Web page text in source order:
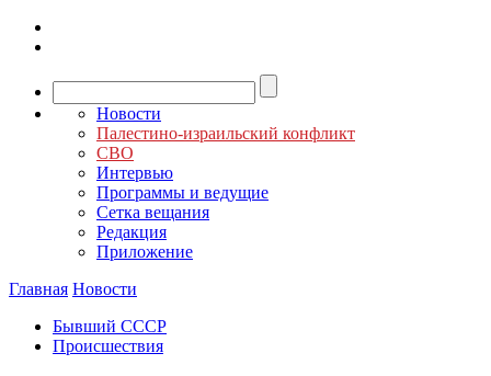
Новости
Палестино-израильский конфликт
СВО
Интервью
Программы и ведущие
Сетка вещания
Редакция
Приложение
Главная Новости
Бывший СССР
Происшествия